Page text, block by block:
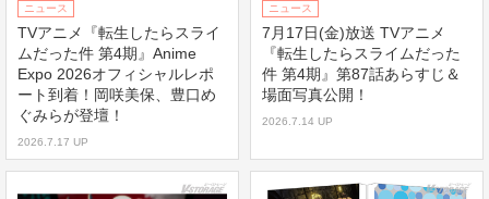
ニュース
TVアニメ『転生したらスライ
ムだった件 第4期』Anime
Expo 2026オフィシャルレポ
ート到着！岡咲美保、豊口め
ぐみらが登壇！
2026.7.17 UP
ニュース
7月17日(金)放送 TVアニメ
『転生したらスライムだった
件 第4期』第87話あらすじ＆
場面写真公開！
2026.7.14 UP